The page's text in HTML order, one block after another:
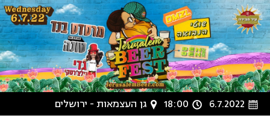
6.7.2022
18:00 גן העצמאות - ירושלים